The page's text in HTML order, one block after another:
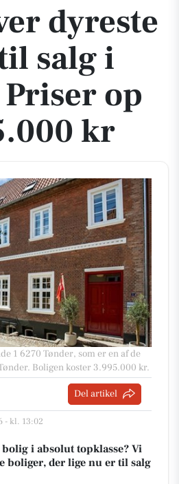
dyreste
salg i
op
kr
1 6270 Tønder, som er en af de
Boligen koster 3.995.000 kr.
Del artikel
- kl. 13:02
i absolut topklasse? Vi
boliger, der lige nu er til salg